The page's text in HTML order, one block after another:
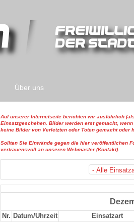
Über uns
Auf unserer Internetseite berichten wir ausführlich
Einsatzgeschehen. Bilder werden erst gemacht,
keine Bilder von Verletzten oder Toten gemacht oder
Sollten Sie Einwände gegen die hier veröffentlichen
vertrauensvoll an unseren Webmaster (Kontakt).
Nr. Datum/Uhrzeit Einsatzart